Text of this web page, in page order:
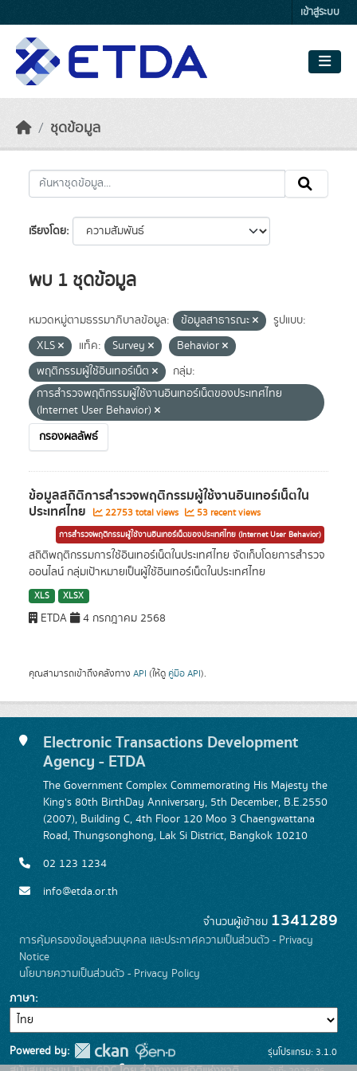
เข้าสู่ระบบ
ชุดข้อมูล
เรียงโดย
พบ 1 ชุดข้อมูล
หมวดหมู่ตามธรรมาภิบาลข้อมูล: ข้อมูลสาธารณะ
รูปแบบ:
XLS
แท็ค: Survey
Behavior
พฤติกรรมผู้ใช้อินเทอร์เน็ต
กลุ่ม:
การสำรวจพฤติกรรมผู้ใช้งานอินเทอร์เน็ตของประเทศไทย
(Internet User Behavior)
กรองผลลัพธ์
ข้อมูลสถิติการสำรวจพฤติกรรมผู้ใช้งานอินเทอร์เน็ตใน
ประเทศไทย 22753 total views 53 recent views
การสำรวจพฤติกรรมผู้ใช้งานอินเทอร์เน็ตของประเทศไทย (Internet User Behavior)
สถิติพฤติกรรมการใช้อินเทอร์เน็ตในประเทศไทย จัดเก็บโดยการสำรวจ
ออนไลน์ กลุ่มเป้าหมายเป็นผู้ใช้อินเทอร์เน็ตในประเทศไทย
XLS XLSX
ETDA 4 กรกฎาคม 2568
คุณสามารถเข้าถึงคลังทาง API (ให้ดู คู่มือ API).
Electronic Transactions Development
Agency - ETDA
The Government Complex Commemorating His Majesty the
King's 80th BirthDay Anniversary, 5th December, B.E.2550
(2007), Building C, 4th Floor 120 Moo 3 Chaengwattana
Road, Thungsonghong, Lak Si District, Bangkok 10210
02 123 1234
info@etda.or.th
จำนวนผู้เข้าชม 1341289
การคุ้มครองข้อมูลส่วนบุคคล และประกาศความเป็นส่วนตัว - Privacy
Notice
นโยบายความเป็นส่วนตัว - Privacy Policy
ภาษา
Powered by:
รุ่นโปรแกรม: 3.1.0